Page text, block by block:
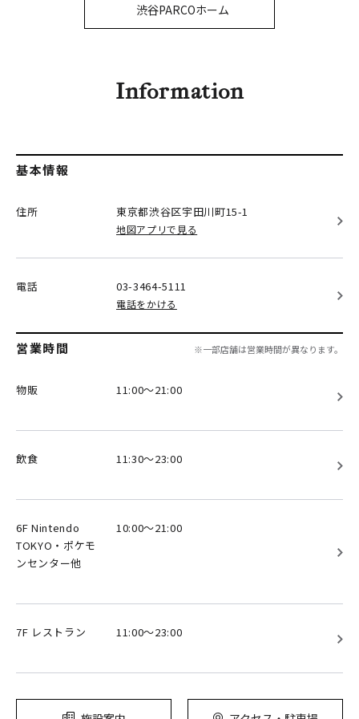
渋谷PARCOホーム
Information
基本情報
住所 東京都渋谷区宇田川町15-1
地図アプリで見る
電話 03-3464-5111
電話をかける
営業時間 ※一部店舗は営業時間が異なります。
物販 11:00～21:00
飲食 11:30～23:00
6F Nintendo
TOKYO・ポケモ
ンセンター他
10:00～21:00
7F レストラン 11:00～23:00